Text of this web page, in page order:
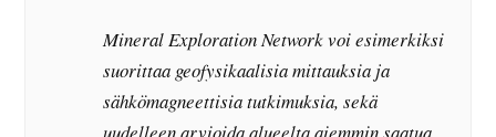
Mineral Exploration Network voi esimerkiksi
suorittaa geofysikaalisia mittauksia ja
sähkömagneettisia tutkimuksia, sekä